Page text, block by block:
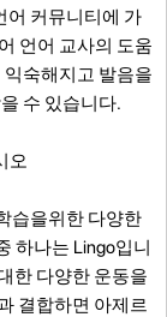
어 커뮤니티에 가
언어 교사의 도움
숙해지고 발음을
수 있습니다.
오
습을위한 다양한
하나는 Lingo입니
한 다양한 운동을
결합하면 아제르